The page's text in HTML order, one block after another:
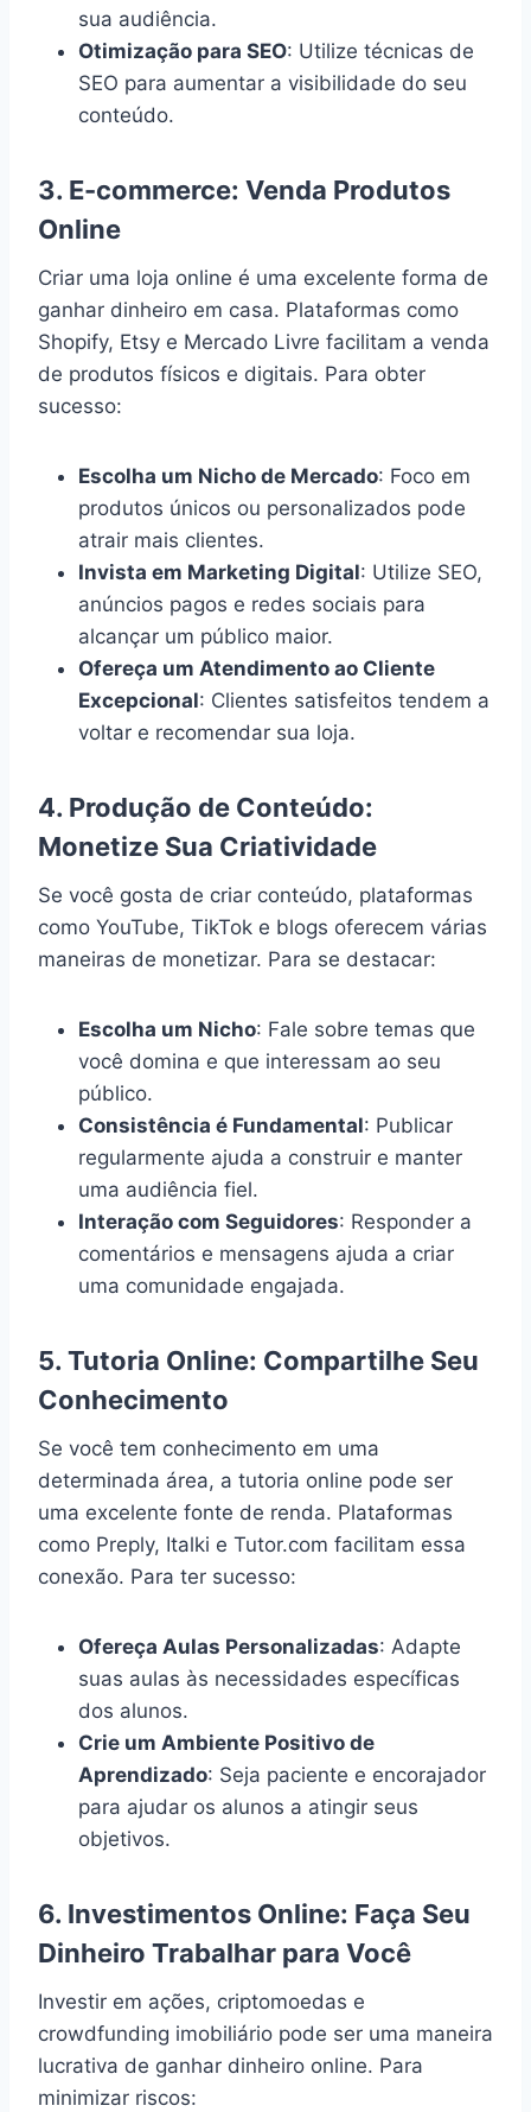
sua audiência.
Otimização para SEO: Utilize técnicas de
SEO para aumentar a visibilidade do seu
conteúdo.
3. E-commerce: Venda Produtos
Online
Criar uma loja online é uma excelente forma de
ganhar dinheiro em casa. Plataformas como
Shopify, Etsy e Mercado Livre facilitam a venda
de produtos físicos e digitais. Para obter
sucesso:
Escolha um Nicho de Mercado: Foco em
produtos únicos ou personalizados pode
atrair mais clientes.
Invista em Marketing Digital: Utilize SEO,
anúncios pagos e redes sociais para
alcançar um público maior.
Ofereça um Atendimento ao Cliente
Excepcional: Clientes satisfeitos tendem a
voltar e recomendar sua loja.
4. Produção de Conteúdo:
Monetize Sua Criatividade
Se você gosta de criar conteúdo, plataformas
como YouTube, TikTok e blogs oferecem várias
maneiras de monetizar. Para se destacar:
Escolha um Nicho: Fale sobre temas que
você domina e que interessam ao seu
público.
Consistência é Fundamental: Publicar
regularmente ajuda a construir e manter
uma audiência fiel.
Interação com Seguidores: Responder a
comentários e mensagens ajuda a criar
uma comunidade engajada.
5. Tutoria Online: Compartilhe Seu
Conhecimento
Se você tem conhecimento em uma
determinada área, a tutoria online pode ser
uma excelente fonte de renda. Plataformas
como Preply, Italki e Tutor.com facilitam essa
conexão. Para ter sucesso:
Ofereça Aulas Personalizadas: Adapte
suas aulas às necessidades específicas
dos alunos.
Crie um Ambiente Positivo de
Aprendizado: Seja paciente e encorajador
para ajudar os alunos a atingir seus
objetivos.
6. Investimentos Online: Faça Seu
Dinheiro Trabalhar para Você
Investir em ações, criptomoedas e
crowdfunding imobiliário pode ser uma maneira
lucrativa de ganhar dinheiro online. Para
minimizar riscos: